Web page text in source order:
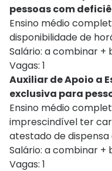
pessoas com
Ensino médio
disponibilidade de
Salário: a combinar +
Vagas: 1
Auxiliar de Apoio a
exclusiva para
Ensino médio
imprescindível ter
atestado de dispensa
Salário: a combinar +
Vagas: 1